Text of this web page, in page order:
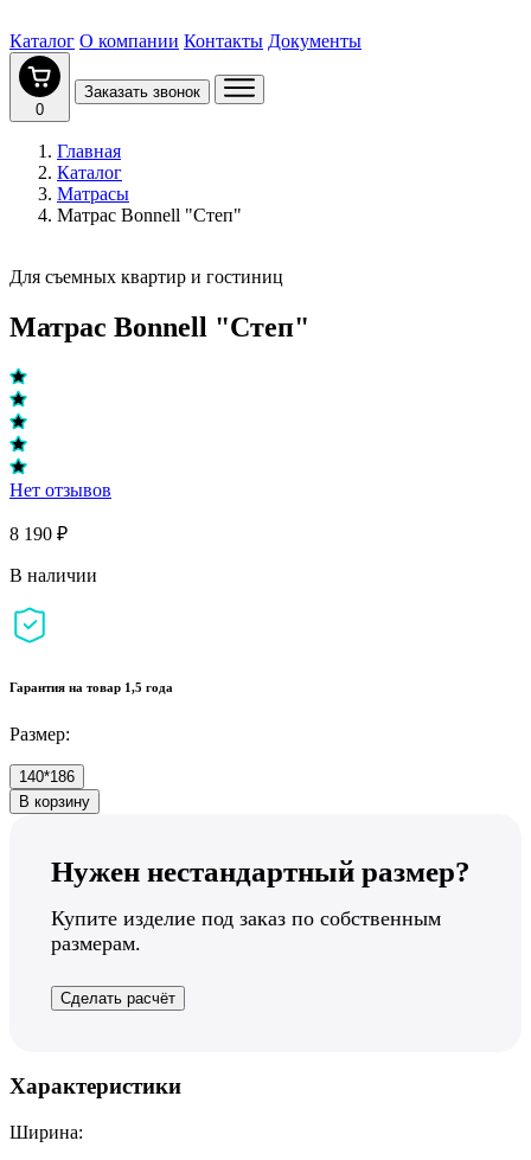
Каталог О компании Контакты Документы
0
Заказать звонок
Главная
Каталог
Матрасы
Матрас Bonnell "Степ"
Для съемных квартир и гостиниц
Матрас Bonnell "Степ"
Нет отзывов
8 190 ₽
В наличии
Гарантия на товар 1,5 года
Размер:
140*186
В корзину
Нужен нестандартный размер?
Купите изделие под заказ по собственным
размерам.
Сделать расчёт
Характеристики
Ширина: